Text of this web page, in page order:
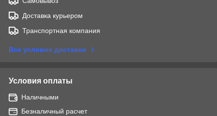
Доставка курьером
Транспортная компания
Все условия доставки
Условия оплаты
Наличными
Безналичный расчет